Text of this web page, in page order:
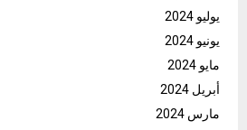
يوليو 2024
يونيو 2024
مايو 2024
أبريل 2024
مارس 2024